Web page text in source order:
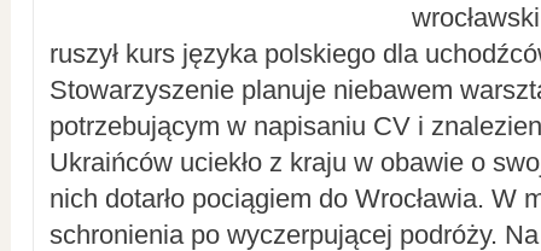
ruszył kurs języka polskiego dla
Stowarzyszenie planuje niebawem
potrzebującym w napisaniu CV i
Ukraińców uciekło z kraju w obawie o
nich dotarło pociągiem do Wrocławia. W
schronienia po wyczerpującej podróży.